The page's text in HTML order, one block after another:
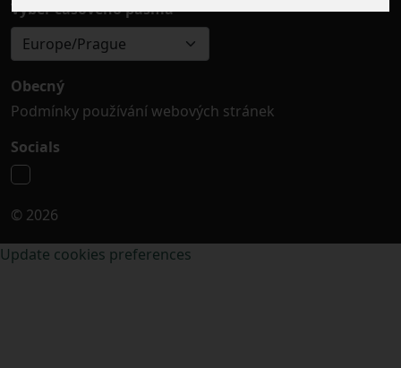
Výběr časového pásma
Europe/Prague
Obecný
Podmínky používání webových stránek
Socials
© 2026
Update cookies preferences